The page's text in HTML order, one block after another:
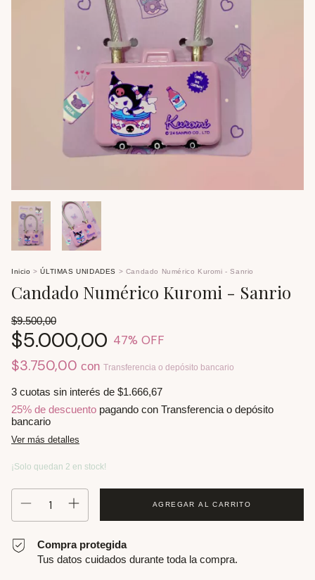
Inicio > ÚLTIMAS UNIDADES > Candado Numérico Kuromi - Sanrio
Candado Numérico Kuromi - Sanrio
$9.500,00
$5.000,00 47% OFF
$3.750,00 con Transferencia o depósito bancario
3 cuotas sin interés de $1.666,67
25% de descuento pagando con Transferencia o depósito
bancario
Ver más detalles
¡Solo quedan 2 en stock!
Compra protegida
Tus datos cuidados durante toda la compra.